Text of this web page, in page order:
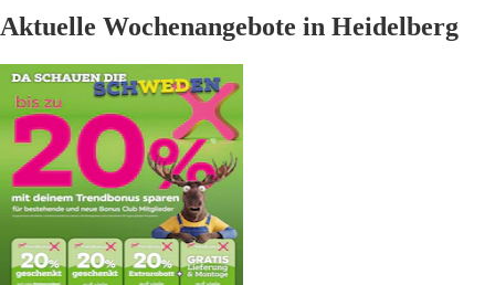
Aktuelle Wochenangebote in Heidelberg